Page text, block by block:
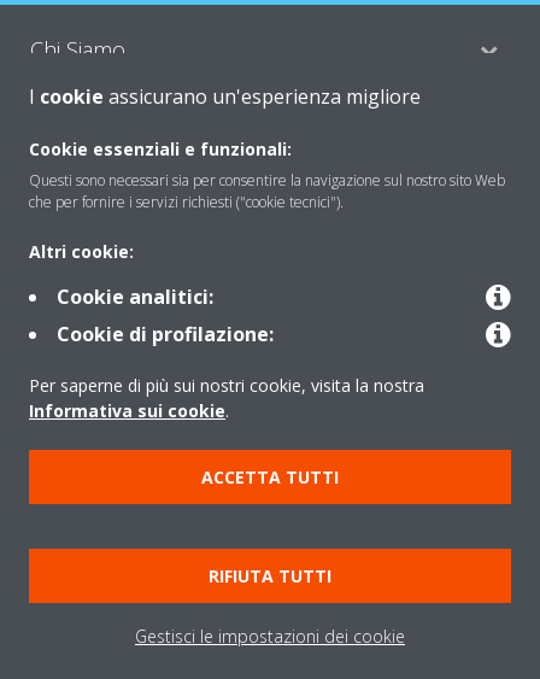
Chi Siamo
Soluzioni
Periodo di supporto definito
Gruppo Daikin Europe
Copyright © Daikin
Cookies Policy
Policy sulla protezione dei dati
Termini di Garanzia
Regolamenti
Informativa Legale
Cerca Prodotto
Data Act
I cookie assicurano un'esperienza migliore
Cookie essenziali e funzionali:
Questi sono necessari sia per consentire la navigazione sul nostro sito Web
che per fornire i servizi richiesti ("cookie tecnici").
Altri cookie:
Cookie analitici:
Cookie di profilazione:
Per saperne di più sui nostri cookie, visita la nostra
Informativa sui cookie.
ACCETTA TUTTI
RIFIUTA TUTTI
Gestisci le impostazioni dei cookie